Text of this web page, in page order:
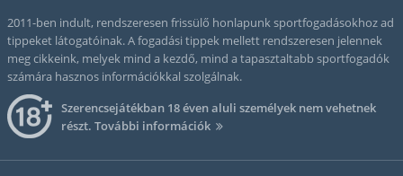
2011-ben indult, rendszeresen frissülő honlapunk sportfogadásokhoz ad
tippeket látogatóinak. A fogadási tippek mellett rendszeresen jelennek
meg cikkeink, melyek mind a kezdő, mind a tapasztaltabb sportfogadók
számára hasznos információkkal szolgálnak.
Szerencsejátékban 18 éven aluli személyek nem vehetnek
részt. További információk